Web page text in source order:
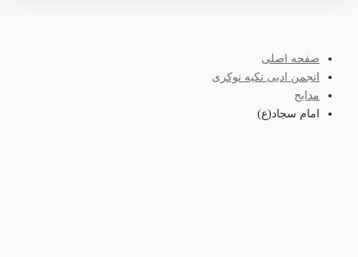
صفحه اصلی
انجمن ادبی تکیه نوکری
مدایح
امام سجاد(ع)